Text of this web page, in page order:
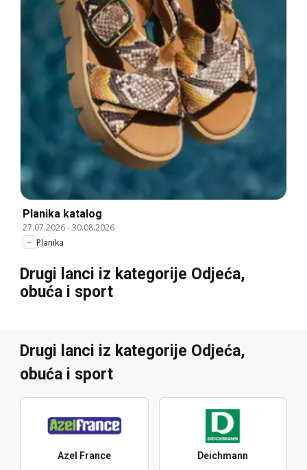
Planika katalog
27.07.2026-30.08.2026
Planika
Drugi lanci iz kategorije Odjeća,
obuća i sport
Drugi lanci iz kategorije Odjeća,
obuća i sport
Azel France Deichmann